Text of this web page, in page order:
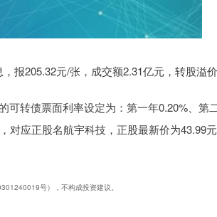
报205.32元/张，成交额2.31亿元，转股溢价
转债票面利率设定为：第一年0.20%、第二
对应正股名航宇科技，正股最新价为43.99
号），不构成投资建议。